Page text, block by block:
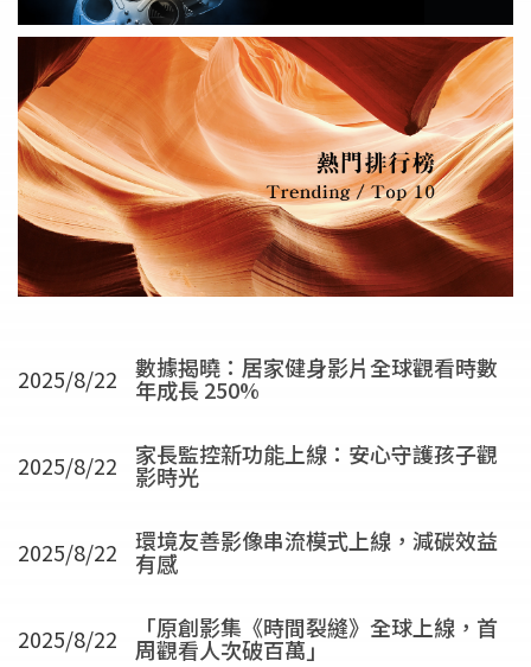
2025/8/22 數據揭曉：居家健身影片全球觀看時數
年成長 250%
2025/8/22 家長監控新功能上線：安心守護孩子觀
影時光
2025/8/22 環境友善影像串流模式上線，減碳效益
有感
2025/8/22 「原創影集《時間裂縫》全球上線，首
周觀看人次破百萬」